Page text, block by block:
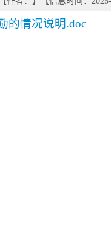
的情况说明.doc